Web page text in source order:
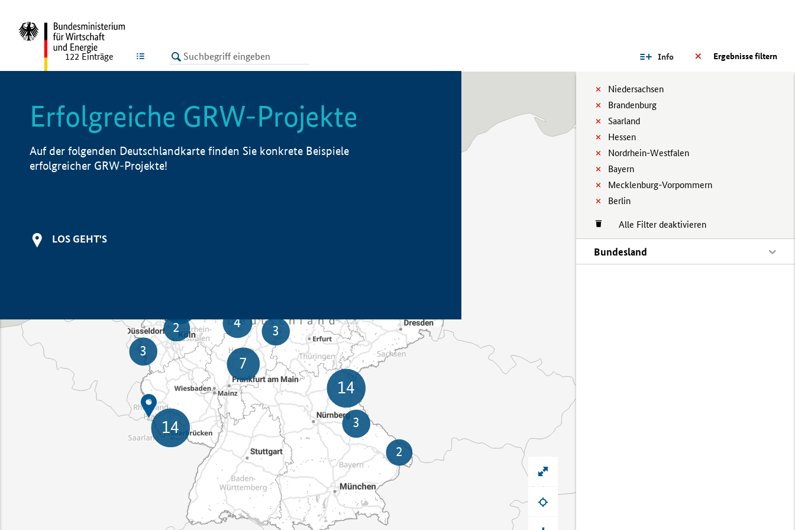
LISTE Ergebnisse filtern
Info
Niedersachsen
Brandenburg
Saarland
Hessen
Nordrhein-Westfalen
Bayern
Mecklenburg-Vorpommern
Berlin
Alle Filter deaktivieren
Bundesland
122 Einträge
Erfolgreiche GRW-Projekte
Auf der folgenden Deutschlandkarte finden Sie konkrete Beispiele
erfolgreicher GRW-Projekte!
LOS GEHT'S